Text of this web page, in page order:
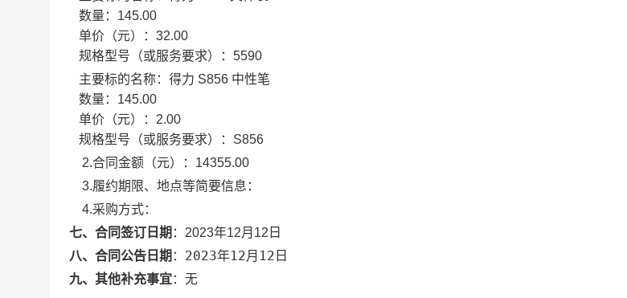
数量： 145.00
单价（元）： 32.00
规格型号（或服务要求）： 5590
主要标的名称： 得力 S856 中性笔
数量： 145.00
单价（元）： 2.00
规格型号（或服务要求）： S856
2.合同金额（元）： 14355.00
3.履约期限、地点等简要信息：
4.采购方式：
七、合同签订日期 ： 2023年12月12日
八、合同公告日期 ： 2023年12月12日
九、其他补充事宜： 无